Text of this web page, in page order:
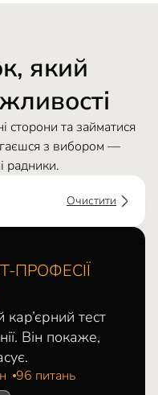
який
сторони та займатися
з вибором —
радники.
Очистити
ПРОФЕСІЇ
тест
Він покаже,
96 питань